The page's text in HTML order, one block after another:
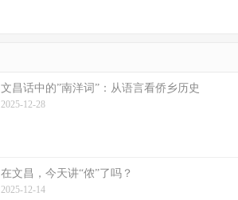
文昌话中的”南洋词”：从语言看侨乡历史
2025-12-28
在文昌，今天讲“侬”了吗？
2025-12-14